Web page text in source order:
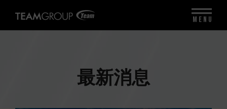
最新消息
MENU